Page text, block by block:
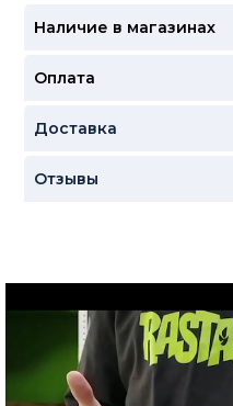
Наличие в магазинах
Оплата
Доставка
Отзывы